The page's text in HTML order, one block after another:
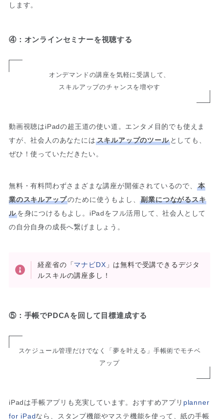
します。
④：オンラインセミナーを視聴する
オンデマンドの講座を気軽に受講して、
スキルアップのチャンスを増やす
動画視聴はiPadの超王道の使い道。エンタメ目的でも使えま
すが、社会人のあなたには スキルアップのツールとしても、
ぜひ！使っていただきたい。
無料・有料問わずさまざまな講座が開催されているので、
本
業のスキルアップのために使うもよし、副業につながるスキ
ルを身につけるもよし。iPadをフル活用して、社会人として
の自分自身の成長へ繋げましょう。
経産省の「マナビDX 」は無料で受講できるデジタ
ルスキルの講座多し！
⑤：手帳でPDCAを回して目標達成する
スケジュール管理だけでなく「夢を叶える」手帳術でモチベ
アップ
iPadは手帳アプリも充実しています。おすすめアプリ planner
for iPadなら、スタンプ機能やマステ機能を使って、紙の手帳